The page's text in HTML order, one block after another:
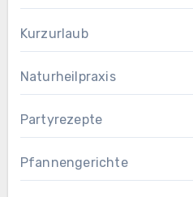
Kurzurlaub
Naturheilpraxis
Partyrezepte
Pfannengerichte